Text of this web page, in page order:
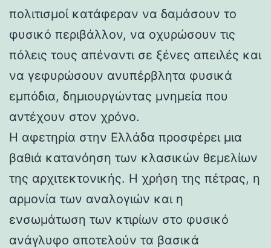
πολιτισμοί κατάφεραν να δαμάσουν το
φυσικό περιβάλλον, να οχυρώσουν τις
πόλεις τους απέναντι σε ξένες απειλές και
να γεφυρώσουν ανυπέρβλητα φυσικά
εμπόδια, δημιουργώντας μνημεία που
αντέχουν στον χρόνο.
Η αφετηρία στην Ελλάδα προσφέρει μια
βαθιά κατανόηση των κλασικών θεμελίων
της αρχιτεκτονικής. Η χρήση της πέτρας, η
αρμονία των αναλογιών και η
ενσωμάτωση των κτιρίων στο φυσικό
ανάγλυφο αποτελούν τα βασικά